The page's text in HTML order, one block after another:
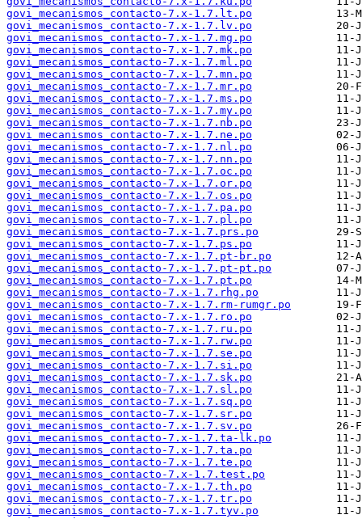
govi_mecanismos_contacto-7.x-1.7.lt.po
govi_mecanismos_contacto-7.x-1.7.lv.po
govi_mecanismos_contacto-7.x-1.7.mg.po
govi_mecanismos_contacto-7.x-1.7.mk.po
govi_mecanismos_contacto-7.x-1.7.ml.po
govi_mecanismos_contacto-7.x-1.7.mn.po
govi_mecanismos_contacto-7.x-1.7.mr.po
govi_mecanismos_contacto-7.x-1.7.ms.po
govi_mecanismos_contacto-7.x-1.7.my.po
govi_mecanismos_contacto-7.x-1.7.nb.po
govi_mecanismos_contacto-7.x-1.7.ne.po
govi_mecanismos_contacto-7.x-1.7.nl.po
govi_mecanismos_contacto-7.x-1.7.nn.po
govi_mecanismos_contacto-7.x-1.7.oc.po
govi_mecanismos_contacto-7.x-1.7.or.po
govi_mecanismos_contacto-7.x-1.7.os.po
govi_mecanismos_contacto-7.x-1.7.pa.po
govi_mecanismos_contacto-7.x-1.7.pl.po
govi_mecanismos_contacto-7.x-1.7.prs.po
govi_mecanismos_contacto-7.x-1.7.ps.po
govi_mecanismos_contacto-7.x-1.7.pt-br.po
govi_mecanismos_contacto-7.x-1.7.pt-pt.po
govi_mecanismos_contacto-7.x-1.7.pt.po
govi_mecanismos_contacto-7.x-1.7.rhg.po
govi_mecanismos_contacto-7.x-1.7.rm-rumgr.po
govi_mecanismos_contacto-7.x-1.7.ro.po
govi_mecanismos_contacto-7.x-1.7.ru.po
govi_mecanismos_contacto-7.x-1.7.rw.po
govi_mecanismos_contacto-7.x-1.7.se.po
govi_mecanismos_contacto-7.x-1.7.si.po
govi_mecanismos_contacto-7.x-1.7.sk.po
govi_mecanismos_contacto-7.x-1.7.sl.po
govi_mecanismos_contacto-7.x-1.7.sq.po
govi_mecanismos_contacto-7.x-1.7.sr.po
govi_mecanismos_contacto-7.x-1.7.sv.po
govi_mecanismos_contacto-7.x-1.7.ta-lk.po
govi_mecanismos_contacto-7.x-1.7.ta.po
govi_mecanismos_contacto-7.x-1.7.te.po
govi_mecanismos_contacto-7.x-1.7.test.po
govi_mecanismos_contacto-7.x-1.7.th.po
govi_mecanismos_contacto-7.x-1.7.tr.po
govi_mecanismos_contacto-7.x-1.7.tyv.po